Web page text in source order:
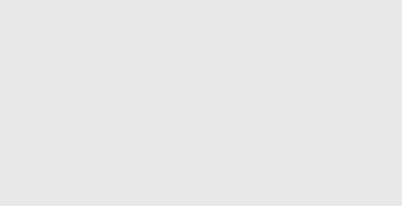
“sociales”.